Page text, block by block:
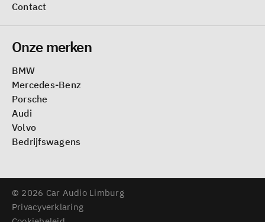
Contact
Onze merken
BMW
Mercedes-Benz
Porsche
Audi
Volvo
Bedrijfswagens
© 2026 Car Audio Limburg
Privacyverklaring